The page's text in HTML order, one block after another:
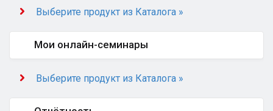
Выберите продукт из Каталога »
Мои онлайн-семинары
Выберите продукт из Каталога »